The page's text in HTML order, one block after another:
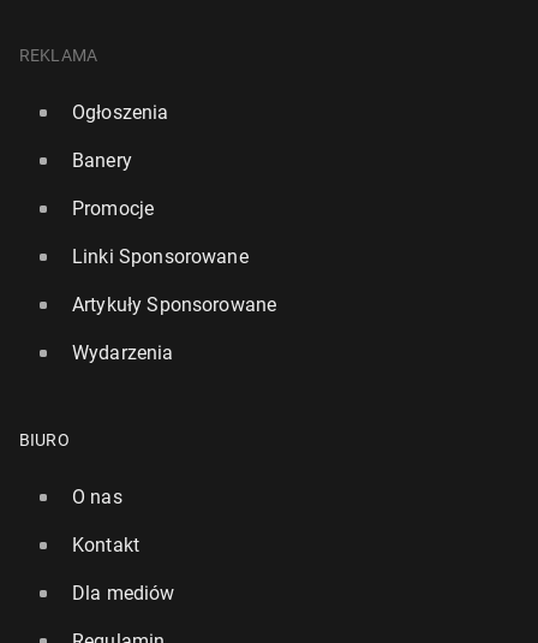
REKLAMA
Ogłoszenia
Banery
Promocje
Linki Sponsorowane
Artykuły Sponsorowane
Wydarzenia
BIURO
O nas
Kontakt
Dla mediów